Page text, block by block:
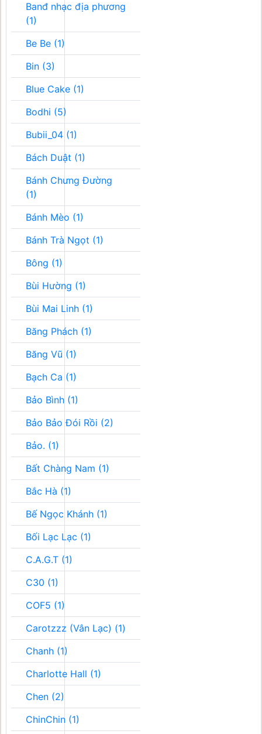
Banđ nhạc địa phương
(1)
Be Be (1)
Bin (3)
Blue Cake (1)
Bodhi (5)
Bubii_04 (1)
Bách Duật (1)
Bánh Chưng Đường
(1)
Bánh Mèo (1)
Bánh Trà Ngọt (1)
Bông (1)
Bùi Hường (1)
Bùi Mai Linh (1)
Băng Phách (1)
Băng Vũ (1)
Bạch Ca (1)
Bảo Bình (1)
Bảo Bảo Đói Rồi (2)
Bảo. (1)
Bất Chàng Nam (1)
Bắc Hà (1)
Bế Ngọc Khánh (1)
Bối Lạc Lạc (1)
C.A.G.T (1)
C30 (1)
COF5 (1)
Carotzzz (Vân Lạc) (1)
Chanh (1)
Charlotte Hall (1)
Chen (2)
ChinChin (1)